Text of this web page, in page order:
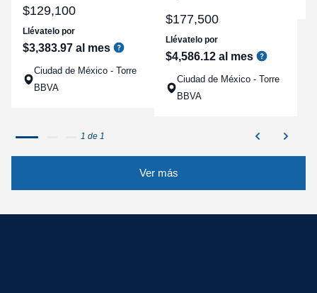
$129,100
Llévatelo por
$3,383.97 al mes
Ciudad de México - Torre
BBVA
$177,500
Llévatelo por
$4,586.12 al mes
Ciudad de México - Torre
BBVA
1 de 1
Ver más